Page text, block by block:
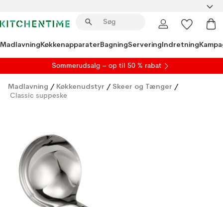
MadlavningKøkkenapparaterBagningServeringIndretning
Sommerudsalg – op til 50 % rabat
Madlavning / Køkkenudstyr / Skeer og Tænger /
Classic suppeske